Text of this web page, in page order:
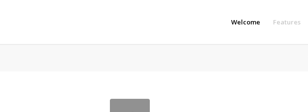
Welcome Features